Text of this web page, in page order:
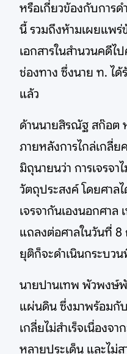
หรือเกี่ยวข้องกับการ
นี้ รวมถึงห้ามเผยแพร่
เอกสารในสำนวนคดี
ช่องทาง ซึ่งนาย ท. ไ
แล้ว
ด้านนายสิรณัฐ สก๊อต
ภายหลังการไกล่เกลี่ย
มิถุนายนว่า การเจรจา
วัตถุประสงค์ โดยศาล
เจรจากันเองนอกศาล
แถลงต่อศาลในวันที่ 8
ยุติก็จะดำเนินกระบว
นายปานเทพ พัวพงษ์
แผ่นดิน ซึ่งมาพร้อมกั
เกลี่ยไม่สำเร็จเนื่องจ
หลายประเด็น และไม่